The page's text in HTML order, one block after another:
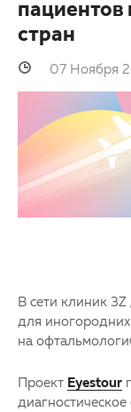
пациентов
стран
07 Ноября
В сети клиник
для
на
Проект Eyestour